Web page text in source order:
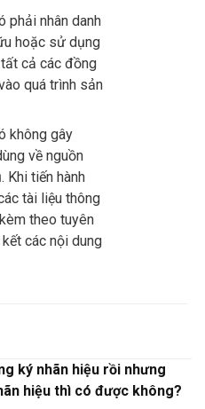
phải nhân danh
hoặc sử dụng
cả các đồng
quá trình sản
không gây
về nguồn
Khi tiến hành
tài liệu thông
theo tuyên
các nội dung
ký nhãn hiệu rồi nhưng
hiệu thì có được không?